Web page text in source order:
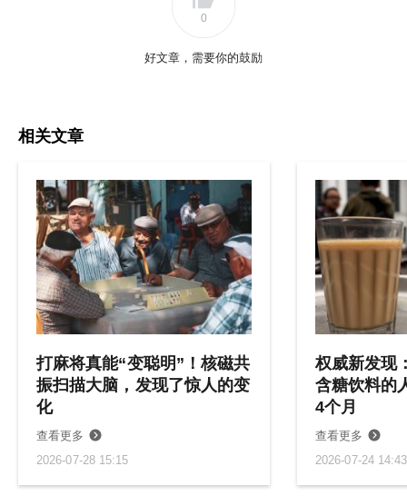
disorders and symptoms in people with hearing impairment: a
systematic review. Social Psychiatry and Psychiatric Epidemiology.
study. The Laryngoscope. 2023;133(11):3144-3151.
financial support, and depressive symptoms among Chinese middle‐
aged and older adults. International Journal of Geriatric Psychiatry.
2022;37(9).
[6] Qin A, Chen C, Bao B, Xin T, Xu L. Estimating the impact of
different types hearing loss on cognitive decline and the joint effect
of hearing loss and depression on cognitive decline among older adults
in China. Journal of Affective Disorders. 2024;351:58-65.
[7] Livingston G, Huntley J, Liu KY, et al. Dementia prevention,
Commission. The Lancet. 2024;404(10452):572-628.
0
好文章，需要你的鼓励
相关文章
打麻将真能“变聪明”！核磁共
振扫描大脑，发现了惊人的变
化
查看更多
2026-07-28 15:15
权威新发现
含糖饮料的
4个月
查看更多
2026-07-24 14:43